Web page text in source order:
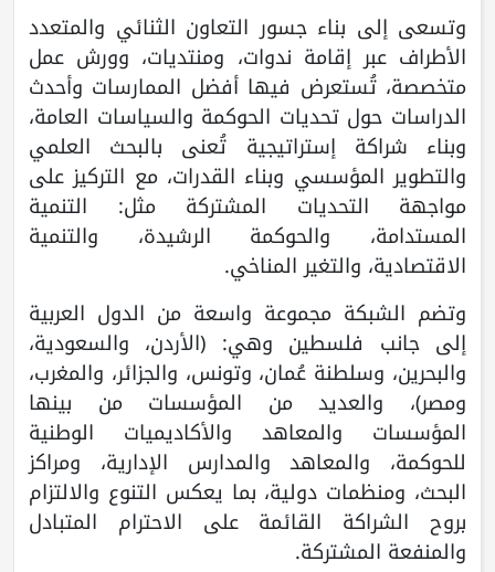
وتسعى إلى بناء جسور التعاون الثنائي والمتعدد
الأطراف عبر إقامة ندوات، ومنتديات، وورش عمل
متخصصة، تُستعرض فيها أفضل الممارسات وأحدث
الدراسات حول تحديات الحوكمة والسياسات العامة،
وبناء شراكة إستراتيجية تُعنى بالبحث العلمي
والتطوير المؤسسي وبناء القدرات، مع التركيز على
مواجهة التحديات المشتركة مثل: التنمية
المستدامة، والحوكمة الرشيدة، والتنمية
الاقتصادية، والتغير المناخي.
وتضم الشبكة مجموعة واسعة من الدول العربية
إلى جانب فلسطين وهي: (الأردن، والسعودية،
والبحرين، وسلطنة عُمان، وتونس، والجزائر، والمغرب،
ومصر)، والعديد من المؤسسات من بينها
المؤسسات والمعاهد والأكاديميات الوطنية
للحوكمة، والمعاهد والمدارس الإدارية، ومراكز
البحث، ومنظمات دولية، بما يعكس التنوع والالتزام
بروح الشراكة القائمة على الاحترام المتبادل
والمنفعة المشتركة.